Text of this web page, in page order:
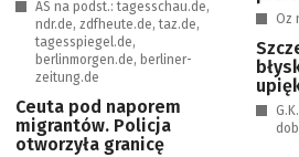
AS na podst.: tagesschau.de,
ndr.de, zdfheute.de, taz.de,
tagesspiegel.de,
berlinmorgen.de, berliner-
zeitung.de
Ceuta pod naporem
migrantów. Policja
otworzyła granicę
Oz